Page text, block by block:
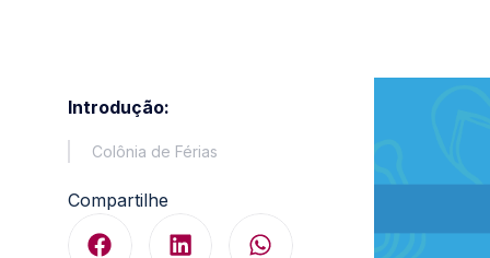
Introdução:
Colônia de Férias
Compartilhe